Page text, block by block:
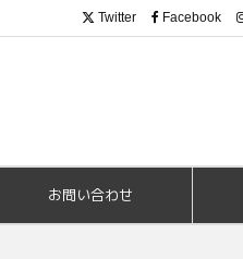
お問い合わせ
Twitter Facebook